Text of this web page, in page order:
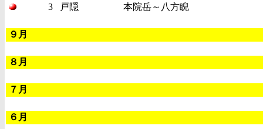
3
戸隠 本院岳～八方睨
９月
８月
７月
６月